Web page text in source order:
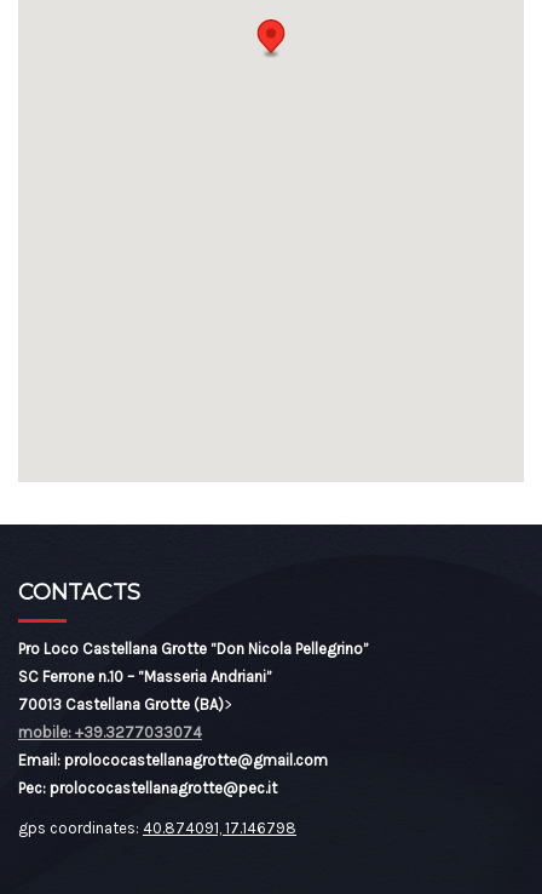
CONTACTS
Pro Loco Castellana Grotte “Don Nicola Pellegrino”
SC Ferrone n.10 – “Masseria Andriani”
70013 Castellana Grotte (BA)>
mobile: +39.3277033074
Email: prolococastellanagrotte@gmail.com
Pec: prolococastellanagrotte@pec.it
gps coordinates: 40.874091, 17.146798